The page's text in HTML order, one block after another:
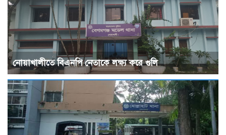
নোয়াখালীতে বিএনপি নেতাকে লক্ষ্য করে গুলি